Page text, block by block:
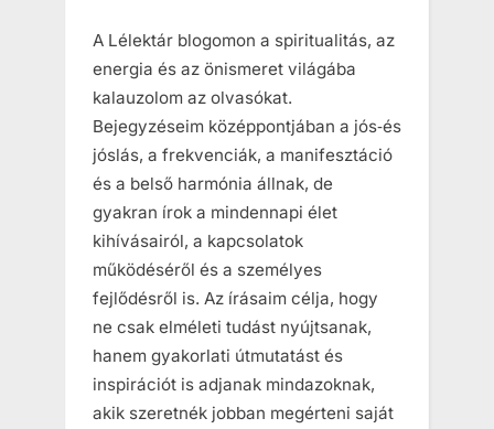
A Lélektár blogomon a spiritualitás, az
energia és az önismeret világába
kalauzolom az olvasókat.
Bejegyzéseim középpontjában a jós‑és
jóslás, a frekvenciák, a manifesztáció
és a belső harmónia állnak, de
gyakran írok a mindennapi élet
kihívásairól, a kapcsolatok
működéséről és a személyes
fejlődésről is. Az írásaim célja, hogy
ne csak elméleti tudást nyújtsanak,
hanem gyakorlati útmutatást és
inspirációt is adjanak mindazoknak,
akik szeretnék jobban megérteni saját